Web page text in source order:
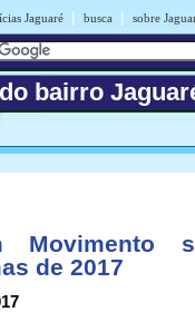
Jaguaré | busca | sobre
bairro
Movimento
de 2017